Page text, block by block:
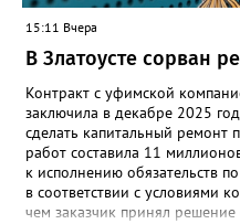
15:11 Вчера
В Златоусте сорван
Контракт с уфимской
заключила в декабре 2025
сделать капитальный
работ составила 11
к исполнению обязательств
в соответствии с условиями
чем заказчик принял